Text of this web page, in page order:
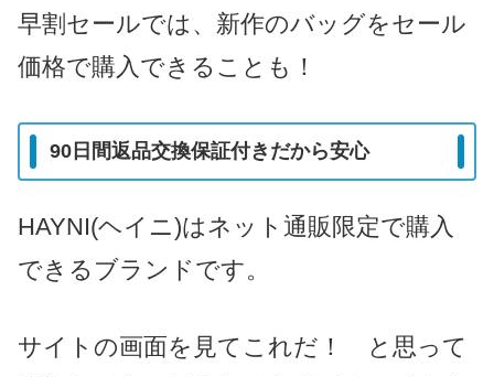
早割セールでは、新作のバッグをセール
価格で購入できることも！
90日間返品交換保証付きだから安心
HAYNI(ヘイニ)はネット通販限定で購入
できるブランドです。
サイトの画面を見てこれだ！ と思って